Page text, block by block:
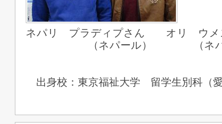
ネパリ プラディプさん オリ ウメ
（ネパール） （ネパ
出身校：東京福祉大学 留学生別科（